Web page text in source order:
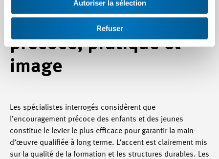
Autoriser la sélection
Refuser
encouragement
précoce, pratique et
image
Les spécialistes interrogés considèrent que
l’encouragement précoce des enfants et des jeunes
constitue le levier le plus efficace pour garantir la main-
d’œuvre qualifiée à long terme. L’accent est clairement mis
sur la qualité de la formation et les structures durables. Les